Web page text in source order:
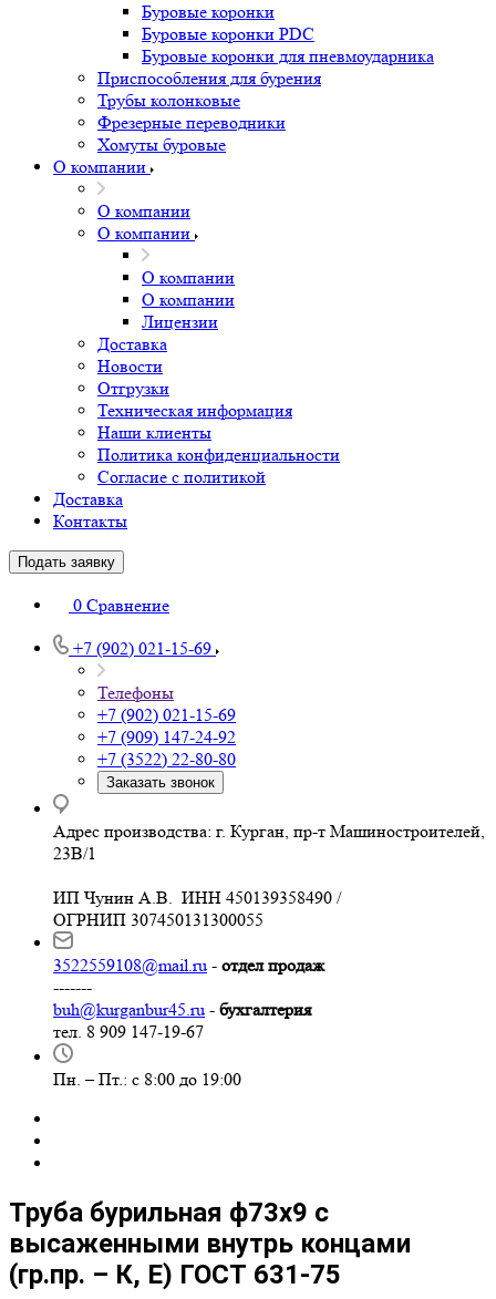
Буровые коронки
Буровые коронки PDC
Буровые коронки для пневмоударника
Приспособления для бурения
Трубы колонковые
Фрезерные переводники
Хомуты буровые
О компании
О компании
О компании
О компании
О компании
Лицензии
Доставка
Новости
Отгрузки
Техническая информация
Наши клиенты
Политика конфиденциальности
Согласие с политикой
Доставка
Контакты
Подать заявку
0 Сравнение
+7 (902) 021-15-69
Телефоны
+7 (902) 021-15-69
+7 (909) 147-24-92
+7 (3522) 22-80-80
Заказать звонок
Адрес производства: г. Курган, пр-т Машиностроителей,
23В/1
ИП Чунин А.В. ИНН 450139358490 /
ОГРНИП 307450131300055
3522559108@mail.ru - отдел продаж
-------
buh@kurganbur45.ru - бухгалтерия
тел. 8 909 147-19-67
Пн. – Пт.: с 8:00 до 19:00
Труба бурильная ф73х9 с
высаженными внутрь концами
(гр.пр. – К, Е) ГОСТ 631-75